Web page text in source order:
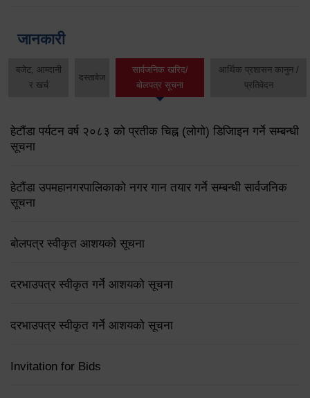
जानकारी
बजेट, आम्दानी
र खर्च
दस्तावेज
सार्वजनिक खरिद/
बोलपत्र सूचना
आर्थिक प्रशासन कानुन /
प्रतिवेदन
हेटौंडा पर्यटन वर्ष २०८३ को प्रतीक चिह्न (लोगो) डिजिाइन गर्ने सम्बन्धी
सूचना
हेटौंडा उपमहानगरपालिकाको नगर गान तयार गर्ने सम्बन्धी सार्वजनिक
सूचना
बोलपत्र स्वीकृत आशयको सूचना
दरभाउपत्र स्वीकृत गर्ने आशयको सूचना
दरभाउपत्र स्वीकृत गर्ने आशयको सूचना
Invitation for Bids